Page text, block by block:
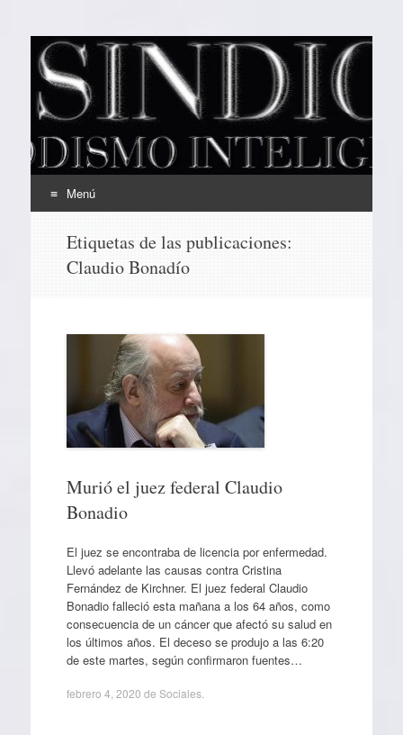
EL SINDICAL
Periodismo Inteligente
Menú
contenido
Etiquetas de las publicaciones:
Claudio Bonadío
Murió el juez federal Claudio
Bonadio
El juez se encontraba de licencia por enfermedad.
Llevó adelante las causas contra Cristina
Fernández de Kirchner. El juez federal Claudio
Bonadio falleció esta mañana a los 64 años, como
consecuencia de un cáncer que afectó su salud en
los últimos años. El deceso se produjo a las 6:20
de este martes, según confirmaron fuentes…
febrero 4, 2020 de Sociales.